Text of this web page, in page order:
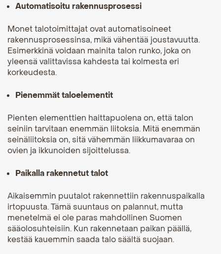
Automatisoitu rakennusprosessi
Monet talotoimittajat ovat automatisoineet
rakennusprosessinsa, mikä vähentää joustavuutta.
Esimerkkinä voidaan mainita talon runko, joka on
yleensä valittavissa kahdesta tai kolmesta eri
korkeudesta.
Pienemmät taloelementit
Pienten elementtien haittapuolena on, että talon
seiniin tarvitaan enemmän liitoksia. Mitä enemmän
seinäliitoksia on, sitä vähemmän liikkumavaraa on
ovien ja ikkunoiden sijoittelussa.
Paikalla rakennetut talot
Aikaisemmin puutalot rakennettiin rakennuspaikalla
irtopuusta. Tämä suuntaus on palannut, mutta
menetelmä ei ole paras mahdollinen Suomen
sääolosuhteisiin. Kun rakennetaan paikan päällä,
kestää kauemmin saada talo säältä suojaan.